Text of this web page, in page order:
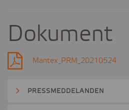
Dokument
Mantex_PRM_20210524
PRESSMEDDELANDEN